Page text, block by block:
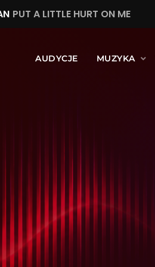
PUT A LITTLE HURT ON ME
AUDYCJE MUZYKA